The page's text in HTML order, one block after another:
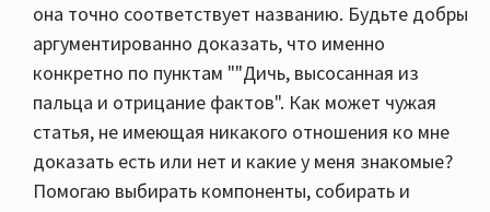
она точно соответствует названию. Будьте добры
аргументированно доказать, что именно
конкретно по пунктам ""Дичь, высосанная из
пальца и отрицание фактов". Как может чужая
статья, не имеющая никакого отношения ко мне
доказать есть или нет и какие у меня знакомые?
Помогаю выбирать компоненты, собирать и